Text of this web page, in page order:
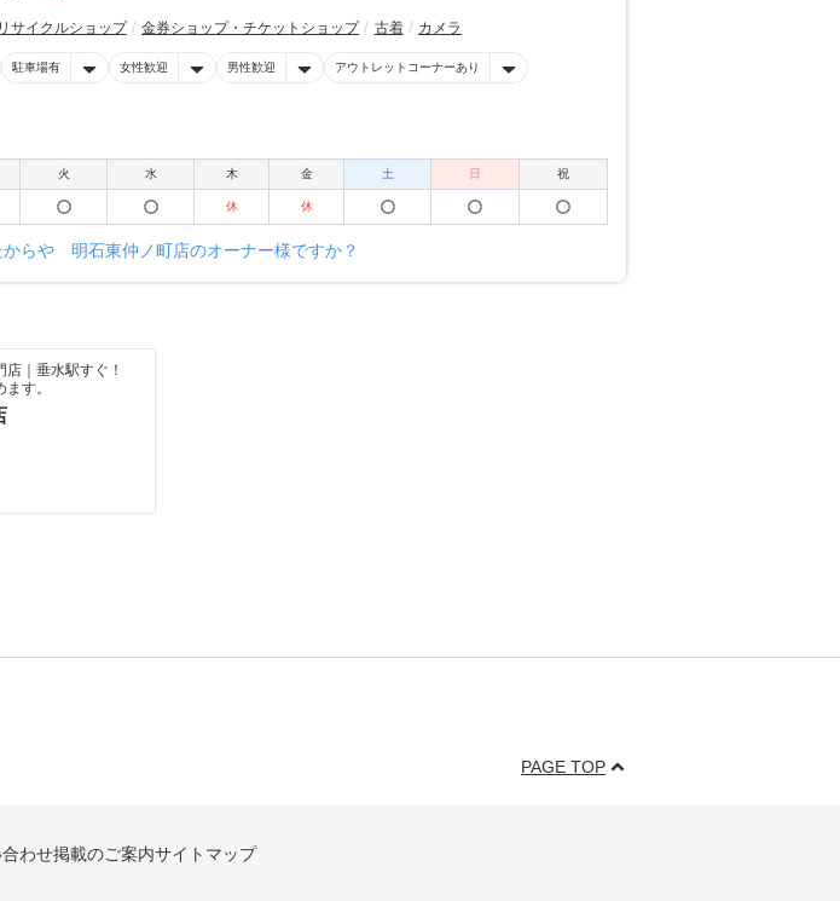
リサイクルショップ 金券ショップ・チケットショップ 古着 カメラ
駐車場有 女性歓迎 男性歓迎 アウトレットコーナーあり
火 水 木 金 土 日 祝
休 休
からや 明石東仲ノ町店のオーナー様ですか？
｜垂水駅すぐ！
す。
PAGE TOP
わせ掲載のご案内サイトマップ